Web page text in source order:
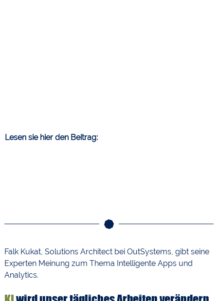
Lesen sie hier den Beitrag:
Falk Kukat, Solutions Architect bei OutSystems, gibt seine
Experten Meinung zum Thema Intelligente Apps und
Analytics.